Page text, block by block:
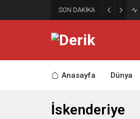
SON DAKİKA
Anasayfa Dünya
İskenderiye